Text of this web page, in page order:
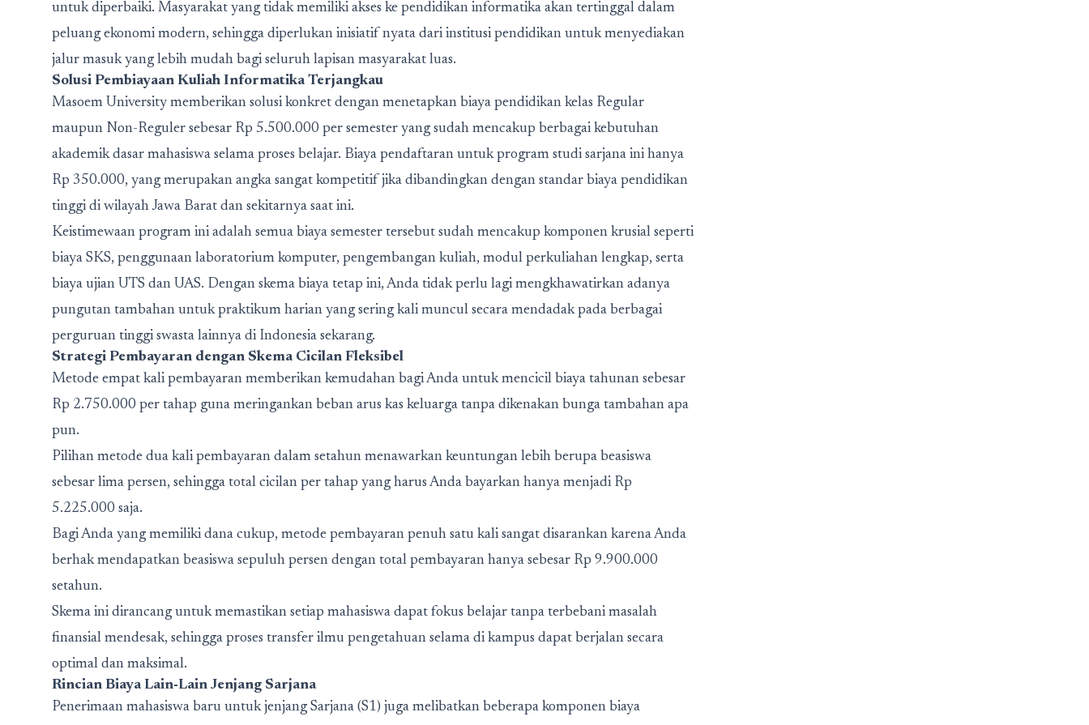
untuk diperbaiki. Masyarakat yang tidak memiliki akses ke pendidikan informatika akan tertinggal dalam
peluang ekonomi modern, sehingga diperlukan inisiatif nyata dari institusi pendidikan untuk menyediakan
jalur masuk yang lebih mudah bagi seluruh lapisan masyarakat luas.
Solusi Pembiayaan Kuliah Informatika Terjangkau
Masoem University memberikan solusi konkret dengan menetapkan biaya pendidikan kelas Regular
maupun Non-Reguler sebesar Rp 5.500.000 per semester yang sudah mencakup berbagai kebutuhan
akademik dasar mahasiswa selama proses belajar. Biaya pendaftaran untuk program studi sarjana ini hanya
Rp 350.000, yang merupakan angka sangat kompetitif jika dibandingkan dengan standar biaya pendidikan
tinggi di wilayah Jawa Barat dan sekitarnya saat ini.
Keistimewaan program ini adalah semua biaya semester tersebut sudah mencakup komponen krusial seperti
biaya SKS, penggunaan laboratorium komputer, pengembangan kuliah, modul perkuliahan lengkap, serta
biaya ujian UTS dan UAS. Dengan skema biaya tetap ini, Anda tidak perlu lagi mengkhawatirkan adanya
pungutan tambahan untuk praktikum harian yang sering kali muncul secara mendadak pada berbagai
perguruan tinggi swasta lainnya di Indonesia sekarang.
Strategi Pembayaran dengan Skema Cicilan Fleksibel
Metode empat kali pembayaran memberikan kemudahan bagi Anda untuk mencicil biaya tahunan sebesar
Rp 2.750.000 per tahap guna meringankan beban arus kas keluarga tanpa dikenakan bunga tambahan apa
pun.
Pilihan metode dua kali pembayaran dalam setahun menawarkan keuntungan lebih berupa beasiswa
sebesar lima persen, sehingga total cicilan per tahap yang harus Anda bayarkan hanya menjadi Rp
5.225.000 saja.
Bagi Anda yang memiliki dana cukup, metode pembayaran penuh satu kali sangat disarankan karena Anda
berhak mendapatkan beasiswa sepuluh persen dengan total pembayaran hanya sebesar Rp 9.900.000
setahun.
Skema ini dirancang untuk memastikan setiap mahasiswa dapat fokus belajar tanpa terbebani masalah
finansial mendesak, sehingga proses transfer ilmu pengetahuan selama di kampus dapat berjalan secara
optimal dan maksimal.
Rincian Biaya Lain-Lain Jenjang Sarjana
Penerimaan mahasiswa baru untuk jenjang Sarjana (S1) juga melibatkan beberapa komponen biaya